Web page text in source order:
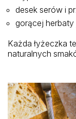
desek serów i
gorącej
Każda łyżeczka
naturalnych